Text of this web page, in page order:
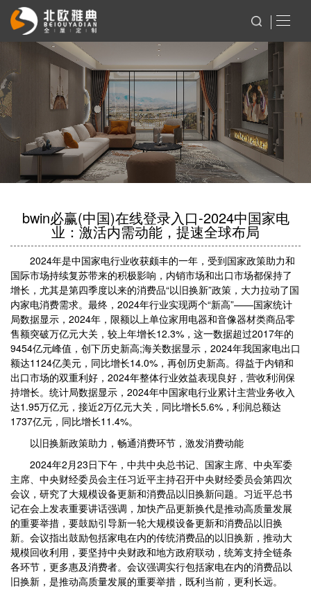
bwin必赢(中国)在线登录入口-2024中国家电
业：激活内需动能，提速全球布局
2024年是中国家电行业收获颇丰的一年，受到国家政策助力和
国际市场持续复苏带来的积极影响，内销市场和出口市场都保持了
增长，尤其是第四季度以来的消费品“以旧换新”政策，大力拉动了国
内家电消费需求。最终，2024年行业实现两个“新高”——国家统计
局数据显示，2024年，限额以上单位家用电器和音像器材类商品零
售额突破万亿元大关，较上年增长12.3%，这一数据超过2017年的
9454亿元峰值，创下历史新高;海关数据显示，2024年我国家电出口
额达1124亿美元，同比增长14.0%，再创历史新高。得益于内销和
出口市场的双重利好，2024年整体行业效益表现良好，营收利润保
持增长。统计局数据显示，2024年中国家电行业累计主营业务收入
达1.95万亿元，接近2万亿元大关，同比增长5.6%，利润总额达
1737亿元，同比增长11.4%。
以旧换新政策助力，畅通消费环节，激发消费动能
2024年2月23日下午，中共中央总书记、国家主席、中央军委
主席、中央财经委员会主任习近平主持召开中央财经委员会第四次
会议，研究了大规模设备更新和消费品以旧换新问题。习近平总书
记在会上发表重要讲话强调，加快产品更新换代是推动高质量发展
的重要举措，要鼓励引导新一轮大规模设备更新和消费品以旧换
新。会议指出鼓励包括家电在内的传统消费品的以旧换新，推动大
规模回收利用，要坚持中央财政和地方政府联动，统筹支持全链条
各环节，更多惠及消费者。会议强调实行包括家电在内的消费品以
旧换新，是推动高质量发展的重要举措，既利当前，更利长远。